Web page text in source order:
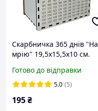
Скарбничка 365 днів "На
мрію" 19,5х15,5х10 см.
Готово до відправки
5.0 (5)
195₴